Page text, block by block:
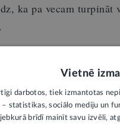
ka pa vecam turpināt
modeļa
Vietnē
darbotos, tiek izmantotas
statistikas, sociālo mediju un
brīdī mainīt savu izvēli,